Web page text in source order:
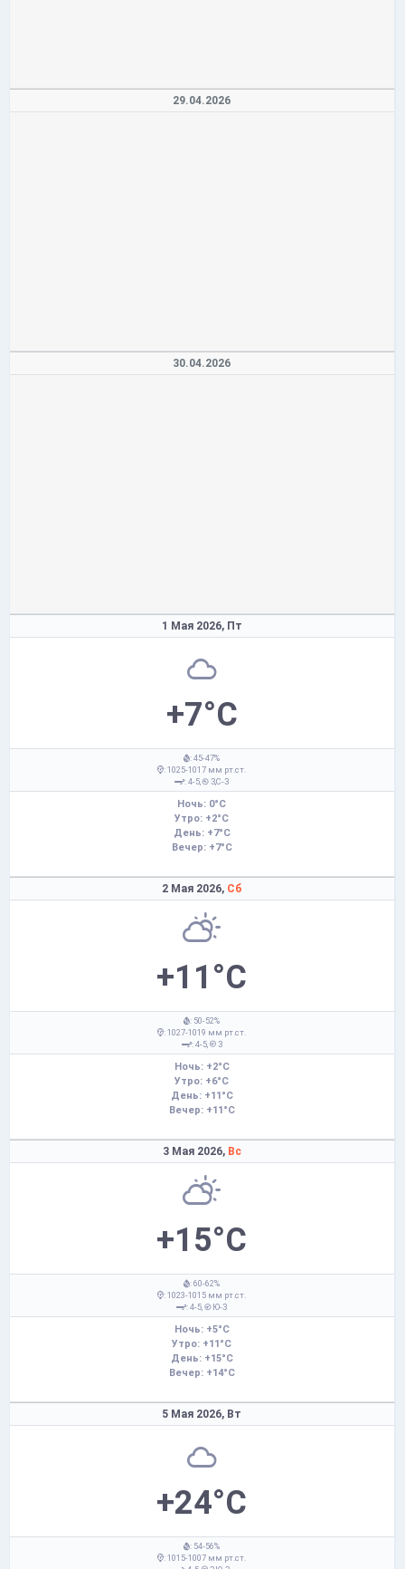
29.04.2026
30.04.2026
1 Мая 2026, Пт
+7°C
: 45-47%
: 1025-1017 мм рт.ст.
: 4-5,
З,С-З
Ночь: 0°C
Утро: +2°C
День: +7°C
Вечер: +7°C
2 Мая 2026, Сб
+11°C
: 50-52%
: 1027-1019 мм рт.ст.
: 4-5,
З
Ночь: +2°C
Утро: +6°C
День: +11°C
Вечер: +11°C
3 Мая 2026, Вс
+15°C
: 60-62%
: 1023-1015 мм рт.ст.
: 4-5,
Ю-З
Ночь: +5°C
Утро: +11°C
День: +15°C
Вечер: +14°C
5 Мая 2026, Вт
+24°C
: 54-56%
: 1015-1007 мм рт.ст.